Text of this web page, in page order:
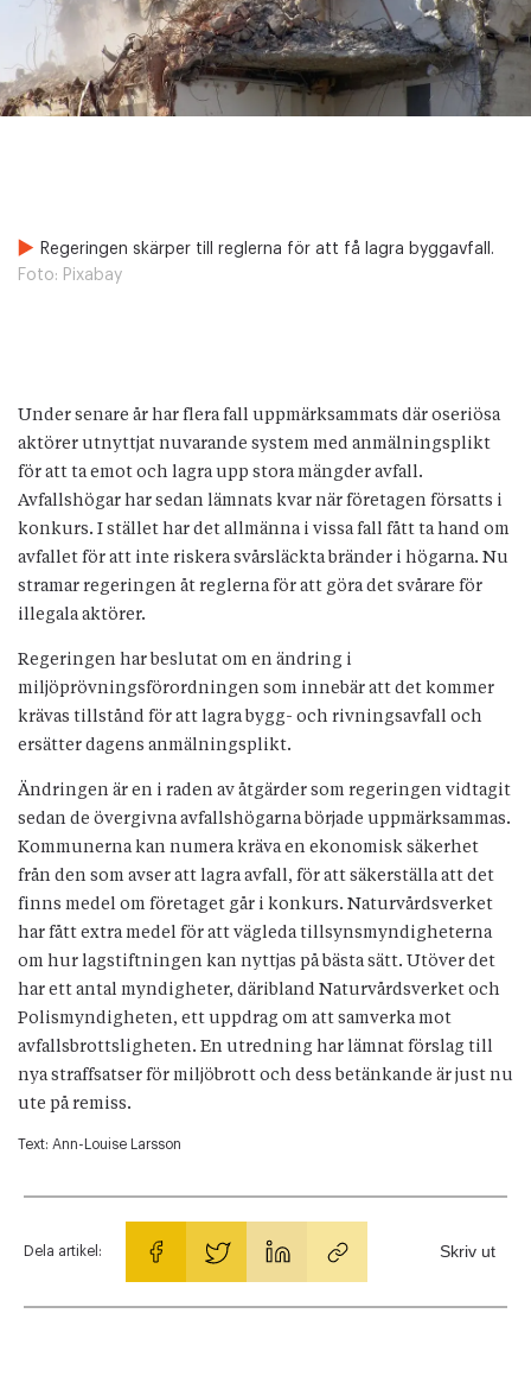
Regeringen skärper till reglerna för att få lagra byggavfall.
Foto: Pixabay
Under senare år har flera fall uppmärksammats där oseriösa
aktörer utnyttjat nuvarande system med anmälningsplikt
för att ta emot och lagra upp stora mängder avfall.
Avfallshögar har sedan lämnats kvar när företagen försatts i
konkurs. I stället har det allmänna i vissa fall fått ta hand om
avfallet för att inte riskera svårsläckta bränder i högarna. Nu
stramar regeringen åt reglerna för att göra det svårare för
illegala aktörer.
Regeringen har beslutat om en ändring i
miljöprövningsförordningen som innebär att det kommer
krävas tillstånd för att lagra bygg- och rivningsavfall och
ersätter dagens anmälningsplikt.
Ändringen är en i raden av åtgärder som regeringen vidtagit
sedan de övergivna avfallshögarna började uppmärksammas.
Kommunerna kan numera kräva en ekonomisk säkerhet
från den som avser att lagra avfall, för att säkerställa att det
finns medel om företaget går i konkurs. Naturvårdsverket
har fått extra medel för att vägleda tillsynsmyndigheterna
om hur lagstiftningen kan nyttjas på bästa sätt. Utöver det
har ett antal myndigheter, däribland Naturvårdsverket och
Polismyndigheten, ett uppdrag om att samverka mot
avfallsbrottsligheten. En utredning har lämnat förslag till
nya straffsatser för miljöbrott och dess betänkande är just nu
ute på remiss.
Text: Ann-Louise Larsson
Dela artikel: Skriv ut